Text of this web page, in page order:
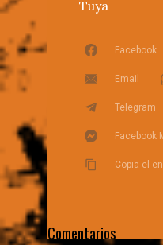
Tuya
Facebook
Email
Telegram
Facebook
Copia el
Comentarios